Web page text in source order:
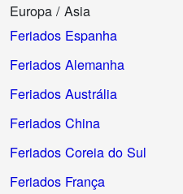
Europa / Asia
Feriados Espanha
Feriados Alemanha
Feriados Austrália
Feriados China
Feriados Coreia do Sul
Feriados França